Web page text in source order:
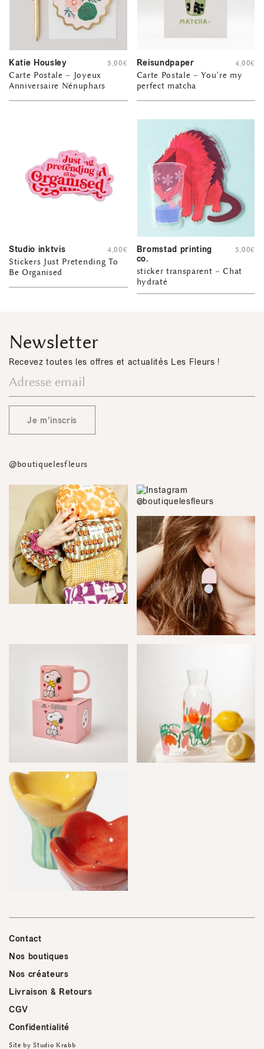
Katie Housley
Carte Postale – Joyeux
Anniversaire Nénuphars
5,00€ Reisundpaper
Carte Postale – You’re my
perfect matcha
4,00€
Studio inktvis
Stickers Just Pretending To
Be Organised
4,00€
Bromstad printing
co.
sticker transparent – Chat
hydraté
5,00€
Newsletter
Recevez toutes les offres et actualités Les Fleurs !
Je m'inscris
@boutiquelesfleurs
Contact
Nos boutiques
Nos créateurs
Livraison & Retours
CGV
Confidentialité
Site byStudio Krabb